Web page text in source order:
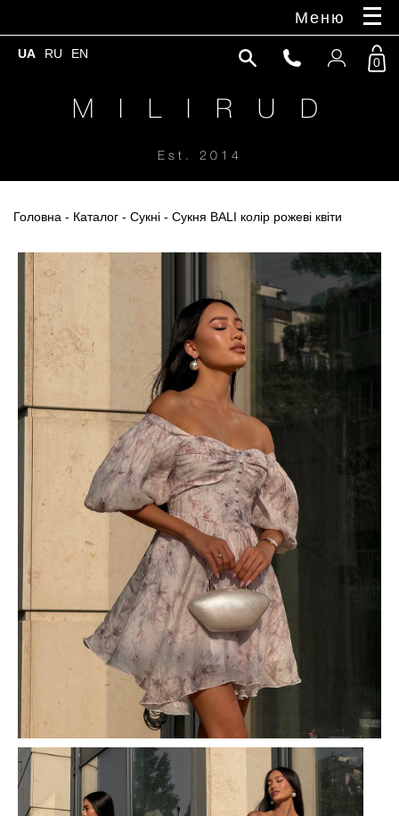
Меню
UA RU EN
M I L I R U D
Est. 2014
0
Головна - Каталог - Сукні - Сукня BALI колір рожеві квіти